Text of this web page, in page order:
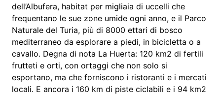
dell’Albufera, habitat per migliaia di uccelli che
frequentano le sue zone umide ogni anno, e il Parco
Naturale del Turia, più di 8000 ettari di bosco
mediterraneo da esplorare a piedi, in bicicletta o a
cavallo. Degna di nota La Huerta: 120 km2 di fertili
frutteti e orti, con ortaggi che non solo si
esportano, ma che forniscono i ristoranti e i mercati
locali. E ancora i 160 km di piste ciclabili e i 94 km2